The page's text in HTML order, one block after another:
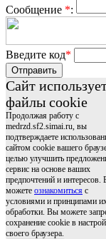
Сообщение *:
Введите код*
Отправить
Сайт
файлы cookie
Продолжая работу с
medrzd.sf2.simai.ru, вы
подтверждаете
сайтом cookie вашего
целью улучшить
сервис на основе ваших
предпочтений и интересов.
можете ознакомиться с
условиями и принципами
обработки. Вы можете
сохранение cookie в
своего браузера.